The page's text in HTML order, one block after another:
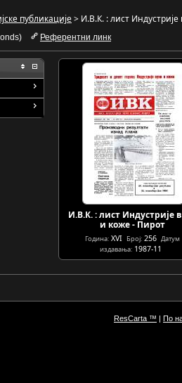
публикације> И.В.К. : лист
Референтни линк
И.В.К. : лист Индустрије
и коже - Пирот
Година:XVI Број:256 Датум
издавања: 1987-11
ResCarta ™ | По